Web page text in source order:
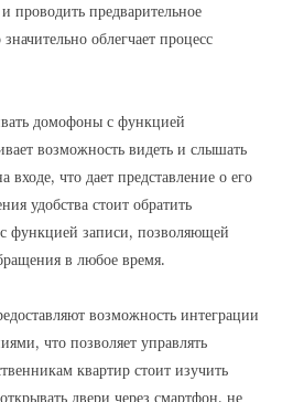
проводить предварительное
облегчает процесс
домофоны с функцией
возможность видеть и слышать
входе, что дает представление о его
удобства стоит обратить
функцией записи, позволяющей
в любое время.
возможность интеграции
что позволяет управлять
квартир стоит изучить
двери через смартфон, не